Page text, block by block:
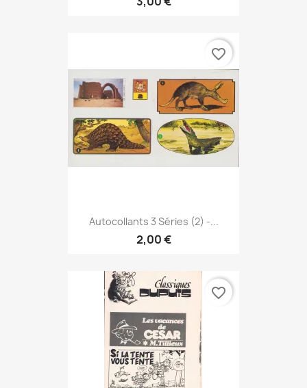
Autocollants 3 Séries (2) -...
2,00 €
favorite_border
favorite_border